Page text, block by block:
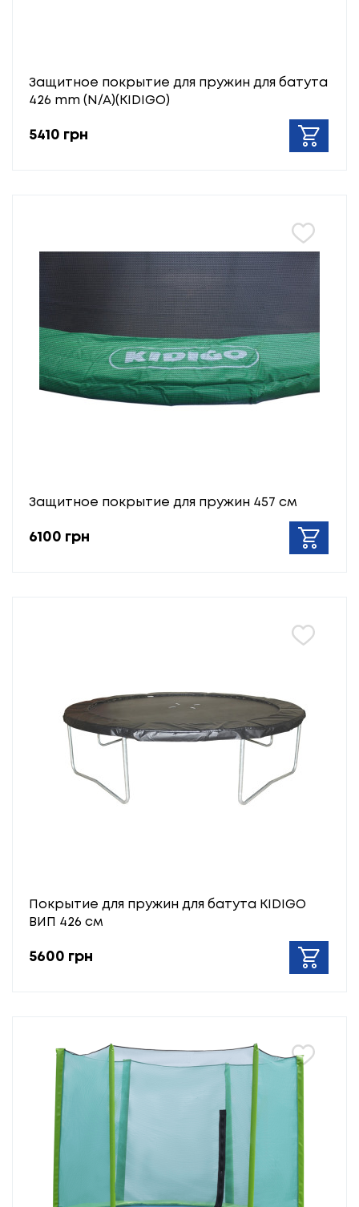
Защитное покрытие для пружин для батута
426 mm (N/A)(KIDIGO)
5410 грн
Защитное покрытие для пружин 457 см
6100 грн
Покрытие для пружин для батута KIDIGO
ВИП 426 см
5600 грн